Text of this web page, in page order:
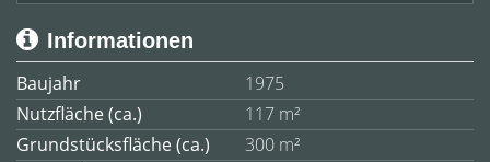
Informationen
Baujahr
1975
Nutzfläche (ca.)
117 m²
Grundstücksfläche (ca.)
300 m²